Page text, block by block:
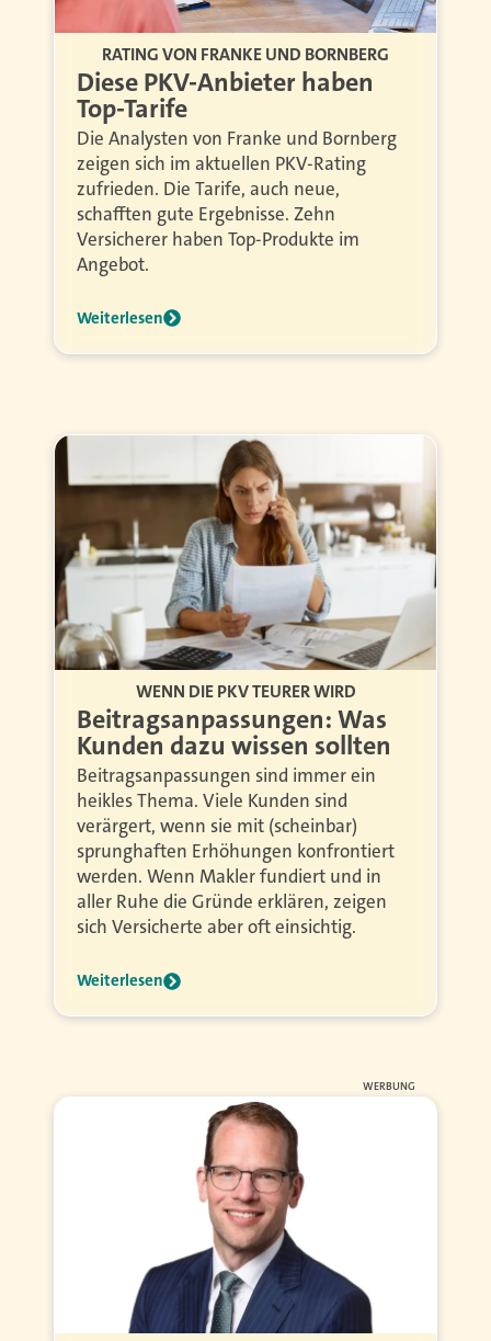
RATING VON FRANKE UND BORNBERG
Diese PKV-Anbieter haben
Top-Tarife
Die Analysten von Franke und Bornberg
zeigen sich im aktuellen PKV-Rating
zufrieden. Die Tarife, auch neue,
schafften gute Ergebnisse. Zehn
Versicherer haben Top-Produkte im
Angebot.
Weiterlesen
WENN DIE PKV TEURER WIRD
Beitragsanpassungen: Was
Kunden dazu wissen sollten
Beitragsanpassungen sind immer ein
heikles Thema. Viele Kunden sind
verärgert, wenn sie mit (scheinbar)
sprunghaften Erhöhungen konfrontiert
werden. Wenn Makler fundiert und in
aller Ruhe die Gründe erklären, zeigen
sich Versicherte aber oft einsichtig.
Weiterlesen
WERBUNG